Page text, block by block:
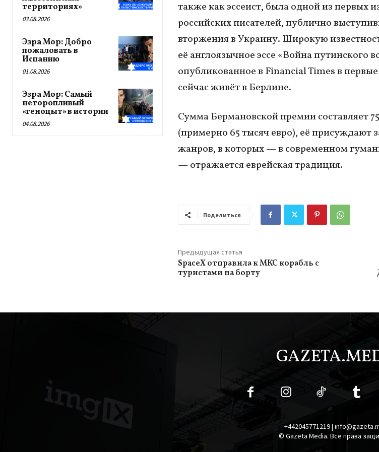
территориях»
03.08.2026
Эзра Мор: Добро
пожаловать в
Испанию
01.08.2026
Эзра Мор: Самый
неторопливый
«геноцыт» в истории
04.08.2026
также как эссеист, была одной из первых
российских писателей, публично
вторжения в Украину. Широкую
её англоязычное эссе «Война путинского
опубликованное в Financial Times в
сейчас живёт в Берлине.
Сумма Бермановской премии составляет
(примерно 65 тысяч евро), её присуждают
жанров, в которых — в современном
— отражается еврейская традиция.
Поделиться
Предыдущая статья
SpaceX отправила к МКС корабль с
туристами на борту
+442045771219 |
© Gazeta Media. Все права